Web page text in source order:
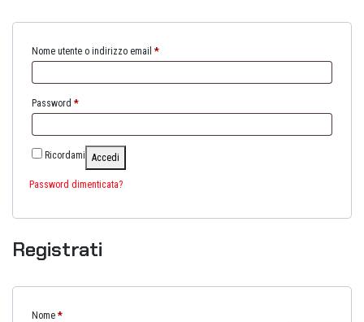
Nome utente o indirizzo email *
Password *
Ricordami Accedi
Password dimenticata?
Registrati
Nome *